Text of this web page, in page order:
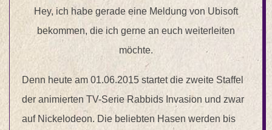
Hey, ich habe gerade eine Meldung von Ubisoft
bekommen, die ich gerne an euch weiterleiten
möchte.
Denn heute am 01.06.2015 startet die zweite Staffel
der animierten TV-Serie Rabbids Invasion und zwar
auf Nickelodeon. Die beliebten Hasen werden bis